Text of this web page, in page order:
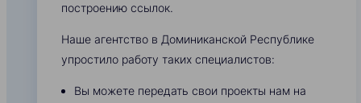
построению ссылок.
Наше агентство в Доминиканской Республике
упростило работу таких специалистов:
Вы можете передать свои проекты нам на